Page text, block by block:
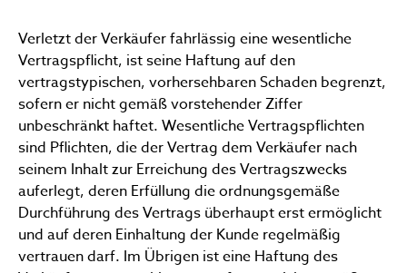
Verletzt der Verkäufer fahrlässig eine wesentliche
Vertragspflicht, ist seine Haftung auf den
vertragstypischen, vorhersehbaren Schaden begrenzt,
sofern er nicht gemäß vorstehender Ziffer
unbeschränkt haftet. Wesentliche Vertragspflichten
sind Pflichten, die der Vertrag dem Verkäufer nach
seinem Inhalt zur Erreichung des Vertragszwecks
auferlegt, deren Erfüllung die ordnungsgemäße
Durchführung des Vertrags überhaupt erst ermöglicht
und auf deren Einhaltung der Kunde regelmäßig
vertrauen darf. Im Übrigen ist eine Haftung des